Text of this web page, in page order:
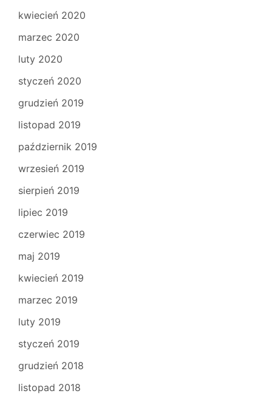
kwiecień 2020
marzec 2020
luty 2020
styczeń 2020
grudzień 2019
listopad 2019
październik 2019
wrzesień 2019
sierpień 2019
lipiec 2019
czerwiec 2019
maj 2019
kwiecień 2019
marzec 2019
luty 2019
styczeń 2019
grudzień 2018
listopad 2018